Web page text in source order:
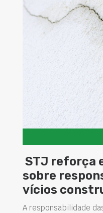
das construtoras por